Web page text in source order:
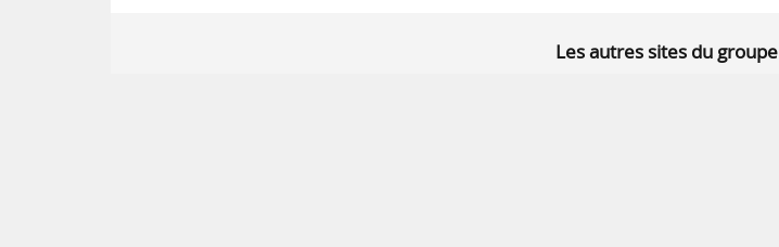
Les autres sites du groupe